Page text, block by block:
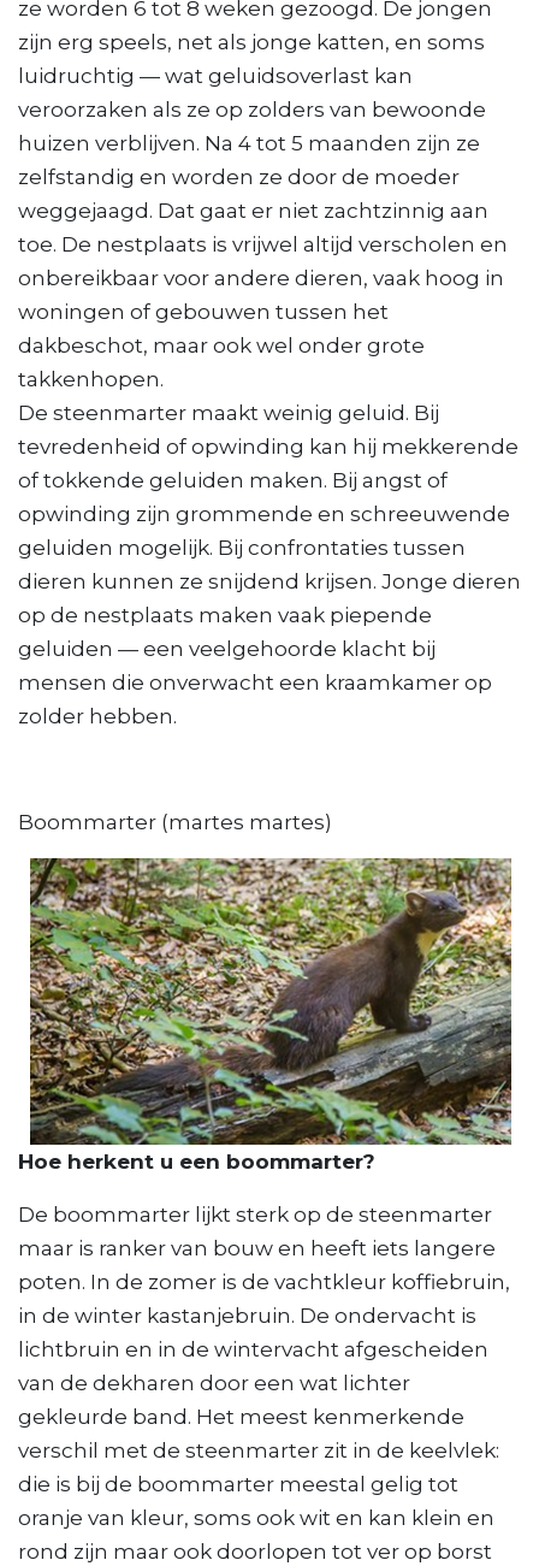
ze worden 6 tot 8 weken gezoogd. De jongen
zijn erg speels, net als jonge katten, en soms
luidruchtig — wat geluidsoverlast kan
veroorzaken als ze op zolders van bewoonde
huizen verblijven. Na 4 tot 5 maanden zijn ze
zelfstandig en worden ze door de moeder
weggejaagd. Dat gaat er niet zachtzinnig aan
toe. De nestplaats is vrijwel altijd verscholen en
onbereikbaar voor andere dieren, vaak hoog in
woningen of gebouwen tussen het
dakbeschot, maar ook wel onder grote
takkenhopen.
De steenmarter maakt weinig geluid. Bij
tevredenheid of opwinding kan hij mekkerende
of tokkende geluiden maken. Bij angst of
opwinding zijn grommende en schreeuwende
geluiden mogelijk. Bij confrontaties tussen
dieren kunnen ze snijdend krijsen. Jonge dieren
op de nestplaats maken vaak piepende
geluiden — een veelgehoorde klacht bij
mensen die onverwacht een kraamkamer op
zolder hebben.
Boommarter (martes martes)
Hoe herkent u een boommarter?
De boommarter lijkt sterk op de steenmarter
maar is ranker van bouw en heeft iets langere
poten. In de zomer is de vachtkleur koffiebruin,
in de winter kastanjebruin. De ondervacht is
lichtbruin en in de wintervacht afgescheiden
van de dekharen door een wat lichter
gekleurde band. Het meest kenmerkende
verschil met de steenmarter zit in de keelvlek:
die is bij de boommarter meestal gelig tot
oranje van kleur, soms ook wit en kan klein en
rond zijn maar ook doorlopen tot ver op borst